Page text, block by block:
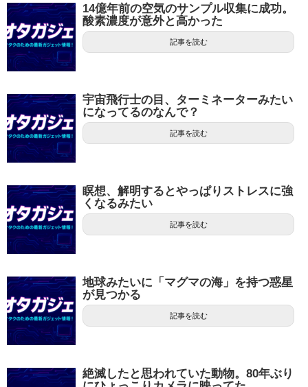
14億年前の空気のサンプル収集に成功。
酸素濃度が意外と高かった
記事を読む
宇宙飛行士の目、ターミネーターみたい
になってるのなんで？
記事を読む
瞑想、解明するとやっぱりストレスに強
くなるみたい
記事を読む
地球みたいに「マグマの海」を持つ惑星
が見つかる
記事を読む
絶滅したと思われていた動物。80年ぶり